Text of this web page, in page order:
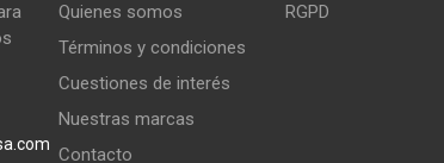
Quienes somos
Términos y condiciones
Cuestiones de interés
Nuestras marcas
Contacto
RGPD